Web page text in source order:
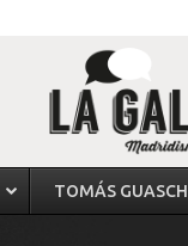
TOMÁS GUASCH